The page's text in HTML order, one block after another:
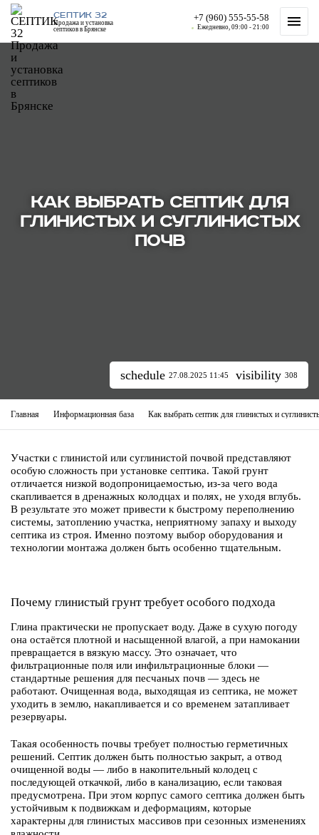
СЕПТИК 32
Продажа и установка
септиков в Брянске
+7 (960) 555-55-58
Ежедневно, 09:00 - 21:00
КАК ВЫБРАТЬ СЕПТИК ДЛЯ
ГЛИНИСТЫХ И СУГЛИНИСТЫХ
ПОЧВ
schedule 27.08.2025 11:45 visibility 308
Главная Информационная база Как выбрать септик для глинистых и
Участки с глинистой или суглинистой почвой представляют
особую сложность при установке септика. Такой грунт
отличается низкой водопроницаемостью, из-за чего вода
скапливается в дренажных колодцах и полях, не уходя вглубь.
В результате это может привести к быстрому переполнению
системы, затоплению участка, неприятному запаху и выходу
септика из строя. Именно поэтому выбор оборудования и
технологии монтажа должен быть особенно тщательным.
Почему глинистый грунт требует особого подхода
Глина практически не пропускает воду. Даже в сухую погоду
она остаётся плотной и насыщенной влагой, а при намокании
превращается в вязкую массу. Это означает, что
фильтрационные поля или инфильтрационные блоки —
стандартные решения для песчаных почв — здесь не
работают. Очищенная вода, выходящая из септика, не может
уходить в землю, накапливается и со временем затапливает
резервуары.
Такая особенность почвы требует полностью герметичных
решений. Септик должен быть полностью закрыт, а отвод
очищенной воды — либо в накопительный колодец с
последующей откачкой, либо в канализацию, если таковая
предусмотрена. При этом корпус самого септика должен быть
устойчивым к подвижкам и деформациям, которые
характерны для глинистых массивов при сезонных изменениях